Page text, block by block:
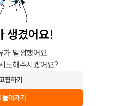
생겼어요!
가 발생했어요.
도해주시겠어요?
침하기
돌아가기